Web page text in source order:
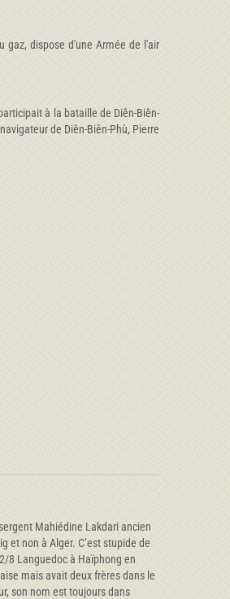
gaz, dispose d'une Armée de l'air
à la bataille de Diên-Biên-
de Diên-Biên-Phù, Pierre
Mahiédine Lakdari ancien
et non à Alger. C’est stupide de
8 Languedoc à Haïphong en
mais avait deux frères dans le
son nom est toujours dans